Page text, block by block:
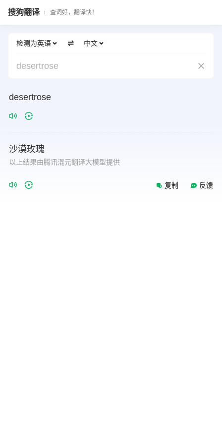
搜狗翻译 查词好，翻译快！
检测为英语 中文
desertrose
desertrose
沙漠玫瑰
以上结果由腾讯混元翻译大模型提供
复制 反馈